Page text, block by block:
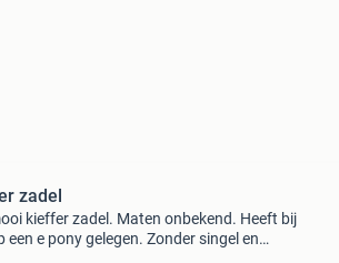
zadel
kieffer zadel. Maten onbekend. Heeft bij
een e pony gelegen. Zonder singel en